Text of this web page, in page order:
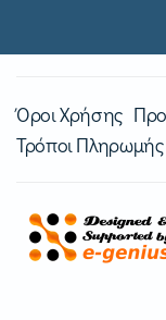
Όροι Χρήσης
Τρόποι Πληρωμής